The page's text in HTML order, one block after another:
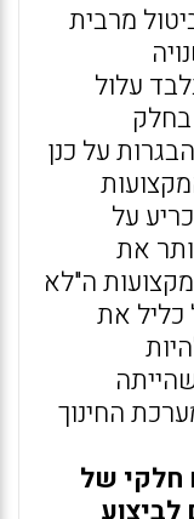
מרבית
עלול
על כנן
על
את
ה"לא
כליל את
החינוך
חלקי של